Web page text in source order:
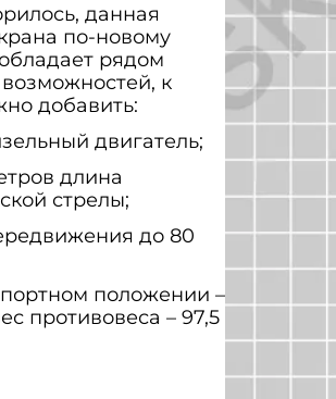
данная
по-новому
рядом
к
добавить:
двигатель;
длина
стрелы;
до 80
положении –
противовеса – 97,5